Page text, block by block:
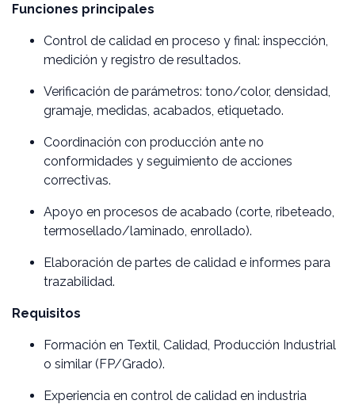
Funciones principales
Control de calidad en proceso y final: inspección,
medición y registro de resultados.
Verificación de parámetros: tono/color, densidad,
gramaje, medidas, acabados, etiquetado.
Coordinación con producción ante no
conformidades y seguimiento de acciones
correctivas.
Apoyo en procesos de acabado (corte, ribeteado,
termosellado/laminado, enrollado).
Elaboración de partes de calidad e informes para
trazabilidad.
Requisitos
Formación en Textil, Calidad, Producción Industrial
o similar (FP/Grado).
Experiencia en control de calidad en industria